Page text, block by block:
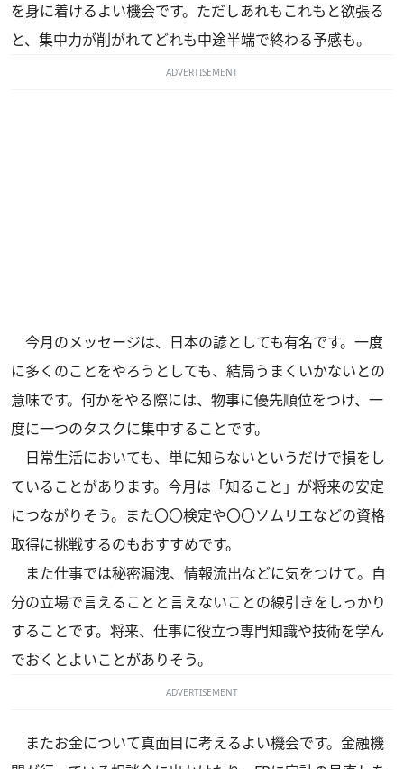
を身に着けるよい機会です。ただしあれもこれもと欲張る
と、集中力が削がれてどれも中途半端で終わる予感も。
ADVERTISEMENT
今月のメッセージは、日本の諺としても有名です。一度
に多くのことをやろうとしても、結局うまくいかないとの
意味です。何かをやる際には、物事に優先順位をつけ、一
度に一つのタスクに集中することです。
日常生活においても、単に知らないというだけで損をし
ていることがあります。今月は「知ること」が将来の安定
につながりそう。また〇〇検定や〇〇ソムリエなどの資格
取得に挑戦するのもおすすめです。
また仕事では秘密漏洩、情報流出などに気をつけて。自
分の立場で言えることと言えないことの線引きをしっかり
することです。将来、仕事に役立つ専門知識や技術を学ん
でおくとよいことがありそう。
ADVERTISEMENT
またお金について真面目に考えるよい機会です。金融機